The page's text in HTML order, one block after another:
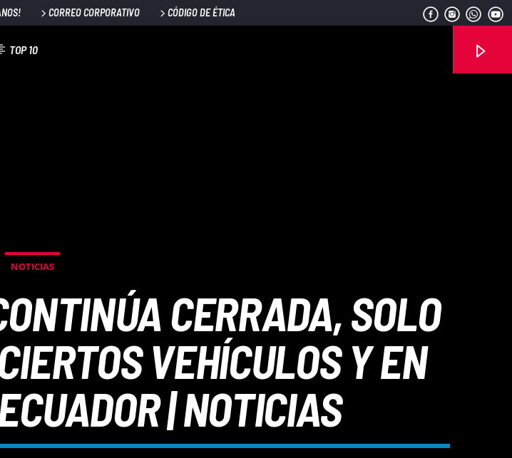
CORREO CORPORATIVO CÓDIGO DE ÉTICA
TOP 10
NOTICIAS
CERRADA, SOLO
VEHÍCULOS Y EN
| NOTICIAS